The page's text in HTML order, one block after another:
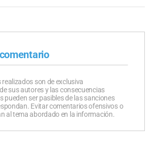
son de exclusiva
sus autores y las consecuencias
pueden ser pasibles de las sanciones
Evitar comentarios ofensivos o
al tema abordado en la información.